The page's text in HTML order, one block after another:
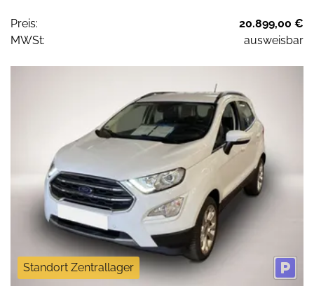
Preis:
20.899,00 €
MWSt:
ausweisbar
Standort Zentrallager